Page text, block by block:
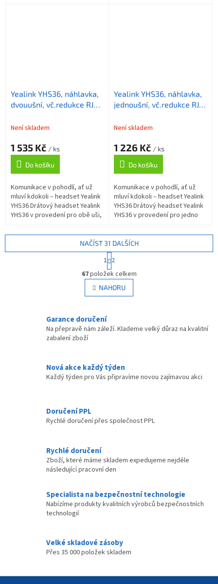
Yealink YHS36, náhlavka,
dvouušní, vč.redukce RJ9
Není skladem
1 535 Kč / ks
Do košíku
Komunikace v pohodlí, ať už
mluví kdokoli – headset Yealink
YHS36 Drátový headset Yealink
YHS36 v provedení pro obě uši,
telefony Yealink a...
Yealink YHS36, náhlavka,
jednoušní, vč.redukce RJ9
Není skladem
1 226 Kč / ks
Do košíku
Komunikace v pohodlí, ať už
mluví kdokoli – headset Yealink
YHS36 Drátový headset Yealink
YHS36 v provedení pro jedno
stolními telefony Yealink a...
O
v
l
á
c
í
v
k
y
i
s
NAČÍST 31 DALŠÍCH
S
t
r
á
n
k
n
1 2
67položek celkem
NAHORU
Garance doručení
Na přepravě nám záleží. Klademe velký důraz na kvalitní
zabalení zboží
Nová akce každý týden
Každý týden pro Vás připravíme novou zajímavou akci
Doručení PPL
Rychlé doručení přes společnost PPL
Rychlé doručení
Zboží, které máme skladem expedujeme nejdéle
následující pracovní den
Specialista na bezpečnostní technologie
Nabízíme produkty kvalitních výrobců bezpečnostních
technologií
Velké skladové zásoby
Přes 35 000 položek skladem